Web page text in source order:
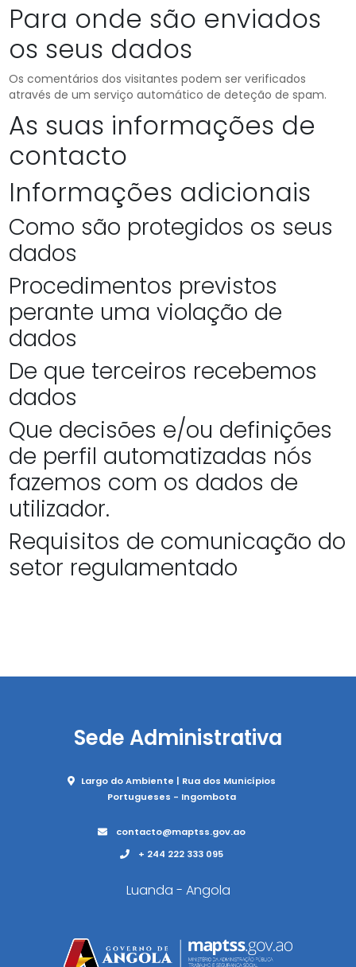
Para onde são enviados
os seus dados
Os comentários dos visitantes podem ser verificados
através de um serviço automático de deteção de spam.
As suas informações de
contacto
Informações adicionais
Como são protegidos os seus
dados
Procedimentos previstos
perante uma violação de
dados
De que terceiros recebemos
dados
Que decisões e/ou definições
de perfil automatizadas nós
fazemos com os dados de
utilizador.
Requisitos de comunicação do
setor regulamentado
Sede Administrativa
Largo do Ambiente | Rua dos Municípios
Portugueses - Ingombota
contacto@maptss.gov.ao
+ 244 222 333 095
Luanda - Angola